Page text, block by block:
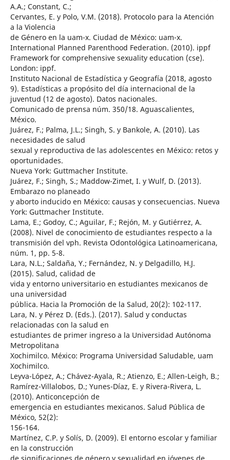
A.A.; Constant, C.;
Cervantes, E. y Polo, V.M. (2018). Protocolo para la Atención
a la Violencia
de Género en la uam-x. Ciudad de México: uam-x.
International Planned Parenthood Federation. (2010). ippf
Framework for comprehensive sexuality education (cse).
London: ippf.
Instituto Nacional de Estadística y Geografía (2018, agosto
9). Estadísticas a propósito del día internacional de la
juventud (12 de agosto). Datos nacionales.
Comunicado de prensa núm. 350/18. Aguascalientes,
México.
Juárez, F.; Palma, J.L.; Singh, S. y Bankole, A. (2010). Las
necesidades de salud
sexual y reproductiva de las adolescentes en México: retos y
oportunidades.
Nueva York: Guttmacher Institute.
Juárez, F.; Singh, S.; Maddow-Zimet, I. y Wulf, D. (2013).
Embarazo no planeado
y aborto inducido en México: causas y consecuencias. Nueva
York: Guttmacher Institute.
Lama, E.; Godoy, C.; Aguilar, F.; Rejón, M. y Gutiérrez, A.
(2008). Nivel de conocimiento de estudiantes respecto a la
transmisión del vph. Revista Odontológica Latinoamericana,
núm. 1, pp. 5-8.
Lara, N.L.; Saldaña, Y.; Fernández, N. y Delgadillo, H.J.
(2015). Salud, calidad de
vida y entorno universitario en estudiantes mexicanos de
una universidad
pública. Hacia la Promoción de la Salud, 20(2): 102-117.
Lara, N. y Pérez D. (Eds.). (2017). Salud y conductas
relacionadas con la salud en
estudiantes de primer ingreso a la Universidad Autónoma
Metropolitana
Xochimilco. México: Programa Universidad Saludable, uam
Xochimilco.
Leyva-López, A.; Chávez-Ayala, R.; Atienzo, E.; Allen-Leigh, B.;
Ramírez-Villalobos, D.; Yunes-Díaz, E. y Rivera-Rivera, L.
(2010). Anticoncepción de
emergencia en estudiantes mexicanos. Salud Pública de
México, 52(2):
156-164.
Martínez, C.P. y Solís, D. (2009). El entorno escolar y familiar
en la construcción